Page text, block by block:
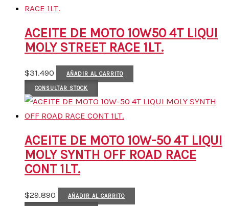
ACEITE DE MOTO 10W50 4T LIQUI
MOLY STREET RACE 1LT.
$31.490 AÑADIR AL CARRITO
CONSULTAR STOCK
ACEITE DE MOTO 10W-50 4T LIQUI
MOLY SYNTH OFF ROAD RACE
CONT 1LT.
$29.890 AÑADIR AL CARRITO